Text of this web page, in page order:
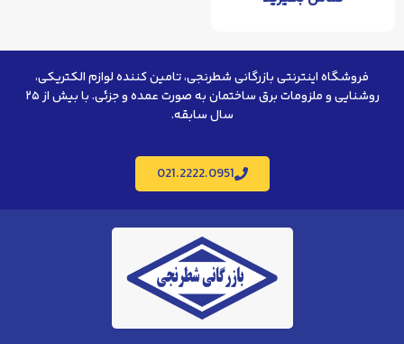
فروشگاه اینترنتی بازرگانی شطرنجی، تامین کننده لوازم الکتریکی،
روشنایی و ملزومات برق ساختمان به صورت عمده و جزئی. با بیش از ۲۵
سال سابقه.
021.2222.0951